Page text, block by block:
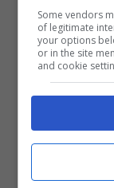
Some vendors
of legitimate
your options
or in the site
and cookie